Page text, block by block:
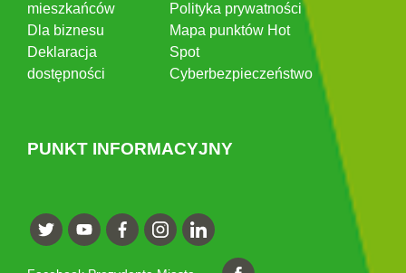
mieszkańców
Dla biznesu
Deklaracja
dostępności
Polityka prywatności
Mapa punktów Hot
Spot
Cyberbezpieczeństwo
PUNKT INFORMACYJNY